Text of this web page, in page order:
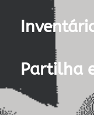
Partilha